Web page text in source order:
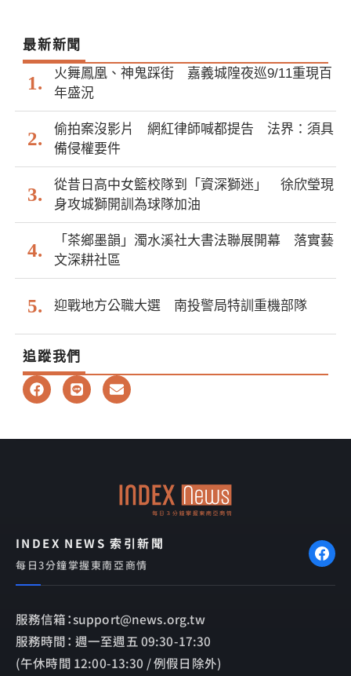
最新新聞
火舞鳳凰、神鬼踩街 嘉義城隍夜巡9/11重現百
年盛況
偷拍案沒影片 網紅律師喊都提告 法界：須具
備侵權要件
從昔日高中女籃校隊到「資深獅迷」 徐欣瑩現
身攻城獅開訓為球隊加油
「茶鄉墨韻」濁水溪社大書法聯展開幕 落實藝
文深耕社區
迎戰地方公職大選 南投警局特訓重機部隊
追蹤我們
F
a
b
L
i
E
n
l
INDEX NEWS 索引新聞
每日3分鐘掌握東南亞商情
服務信箱：support@news.org.tw
服務時間： 週一至週五 09:30-17:30
(午休時間 12:00-13:30 / 例假日除外)